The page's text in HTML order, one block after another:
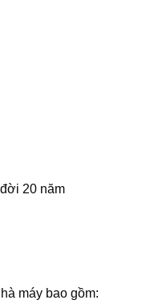
20 năm
máy bao gồm: